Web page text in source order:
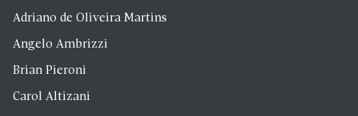
Adriano de Oliveira Martins
Angelo Ambrizzi
Brian Pieroni
Carol Altizani